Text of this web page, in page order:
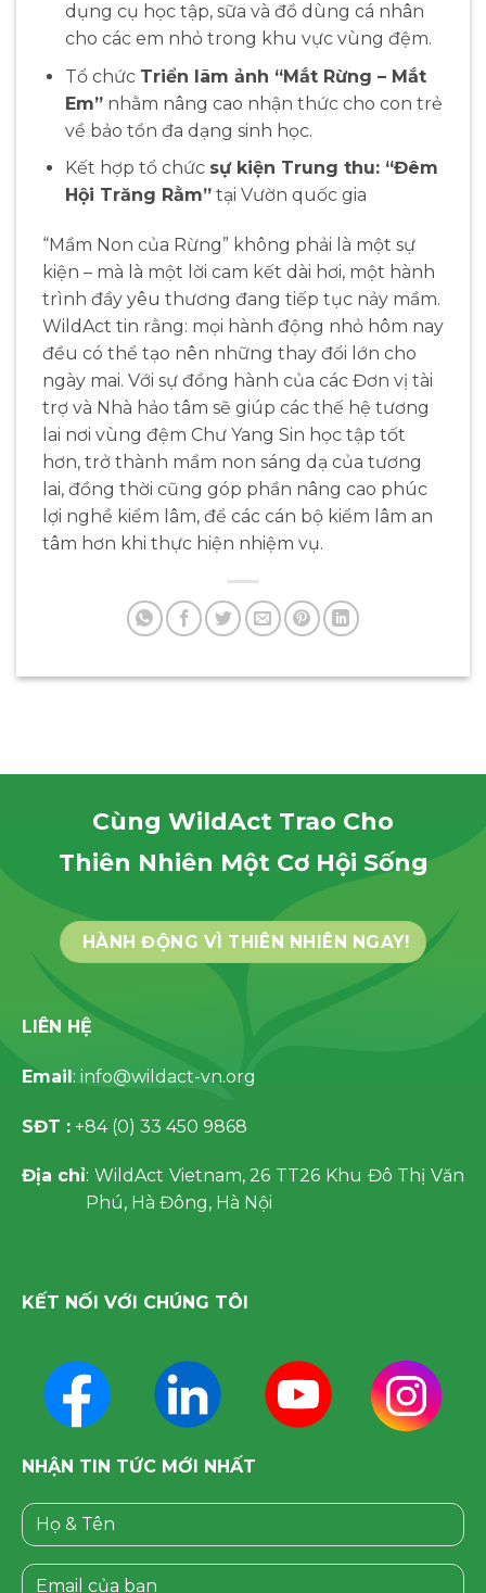
dụng cụ học tập, sữa và đồ dùng cá nhân
cho các em nhỏ trong khu vực vùng đệm.
Tổ chức Triển lãm ảnh “Mắt Rừng – Mắt
Em”nhằm nâng cao nhận thức cho con trẻ
về bảo tồn đa dạng sinh học.
Kết hợp tổ chức sự kiện Trung thu: “Đêm
Hội Trăng Rằm”tại Vườn quốc gia
“Mầm Non của Rừng” không phải là một sự
kiện – mà là một lời cam kết dài hơi, một hành
trình đầy yêu thương đang tiếp tục nảy mầm.
WildAct tin rằng: mọi hành động nhỏ hôm nay
đều có thể tạo nên những thay đổi lớn cho
ngày mai. Với sự đồng hành của các Đơn vị tài
trợ và Nhà hảo tâm sẽ giúp các thế hệ tương
lai nơi vùng đệm Chư Yang Sin học tập tốt
hơn, trở thành mầm non sáng dạ của tương
lai, đồng thời cũng góp phần nâng cao phúc
lợi nghề kiểm lâm, để các cán bộ kiểm lâm an
tâm hơn khi thực hiện nhiệm vụ.
Cùng WildAct Trao Cho
Thiên Nhiên Một Cơ Hội Sống
HÀNH ĐỘNG VÌ THIÊN NHIÊN NGAY!
LIÊN HỆ
Email: info@wildact-vn.org
SĐT : +84 (0) 33 450 9868
Địa chỉ: WildAct Vietnam, 26 TT26 Khu Đô Thị Văn
Phú, Hà Đông, Hà Nội
KẾT NỐI VỚI CHÚNG TÔI
NHẬN TIN TỨC MỚI NHẤT
Please leave this field empty.